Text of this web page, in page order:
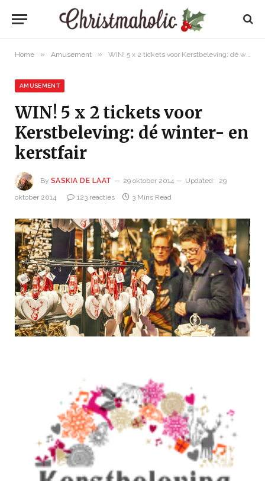
Home » Amusement » WIN! 5 x 2 tickets voor Kerstbeleving: dé winter- en kerstfair
AMUSEMENT
WIN! 5 x 2 tickets voor
Kerstbeleving: dé winter- en
kerstfair
By SASKIA DE LAAT 29 oktober 2014 Updated:
29
oktober 2014
123 reacties 3 Mins Read